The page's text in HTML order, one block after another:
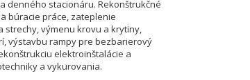
denného stacionáru. Rekonštrukčné
búracie práce, zateplenie
strechy, výmenu krovu a krytiny,
výstavbu rampy pre bezbarierový
elektroinštalácie a
a vykurovania.